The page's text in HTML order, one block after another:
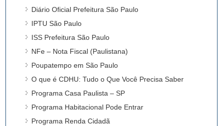
Diário Oficial Prefeitura São Paulo
IPTU São Paulo
ISS Prefeitura São Paulo
NFe – Nota Fiscal (Paulistana)
Poupatempo em São Paulo
O que é CDHU: Tudo o Que Você Precisa Saber
Programa Casa Paulista – SP
Programa Habitacional Pode Entrar
Programa Renda Cidadã